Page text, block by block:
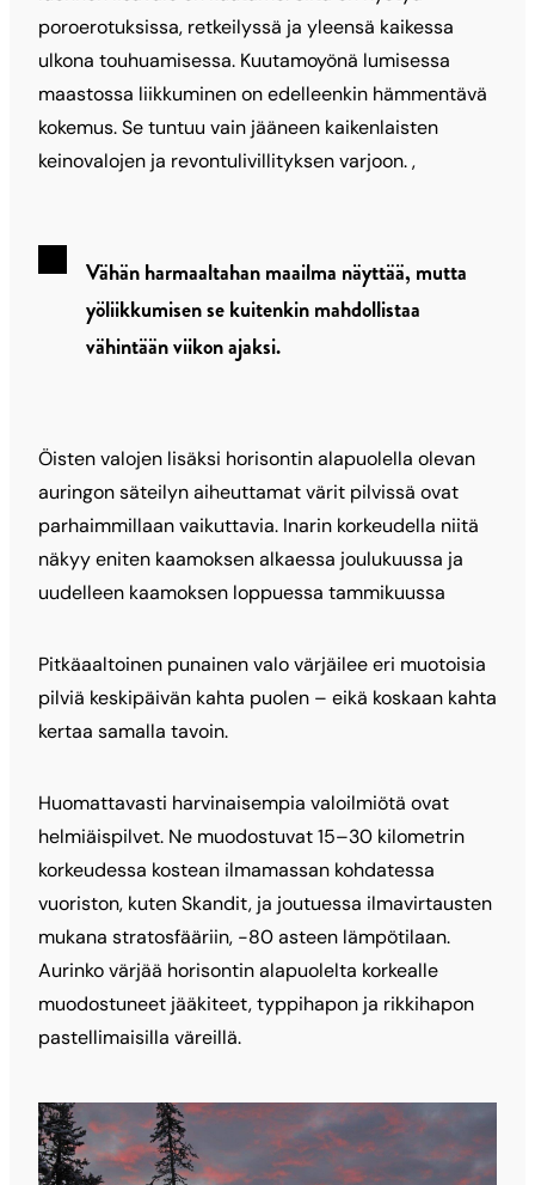
poroerotuksissa, retkeilyssä ja yleensä kaikessa
ulkona touhuamisessa. Kuutamoyönä lumisessa
maastossa liikkuminen on edelleenkin hämmentävä
kokemus. Se tuntuu vain jääneen kaikenlaisten
keinovalojen ja revontulivillityksen varjoon. ,
Vähän harmaaltahan maailma näyttää, mutta
yöliikkumisen se kuitenkin mahdollistaa
vähintään viikon ajaksi.
Öisten valojen lisäksi horisontin alapuolella olevan
auringon säteilyn aiheuttamat värit pilvissä ovat
parhaimmillaan vaikuttavia. Inarin korkeudella niitä
näkyy eniten kaamoksen alkaessa joulukuussa ja
uudelleen kaamoksen loppuessa tammikuussa
Pitkäaaltoinen punainen valo värjäilee eri muotoisia
pilviä keskipäivän kahta puolen – eikä koskaan kahta
kertaa samalla tavoin.
Huomattavasti harvinaisempia valoilmiötä ovat
helmiäispilvet. Ne muodostuvat 15–30 kilometrin
korkeudessa kostean ilmamassan kohdatessa
vuoriston, kuten Skandit, ja joutuessa ilmavirtausten
mukana stratosfääriin, -80 asteen lämpötilaan.
Aurinko värjää horisontin alapuolelta korkealle
muodostuneet jääkiteet, typpihapon ja rikkihapon
pastellimaisilla väreillä.